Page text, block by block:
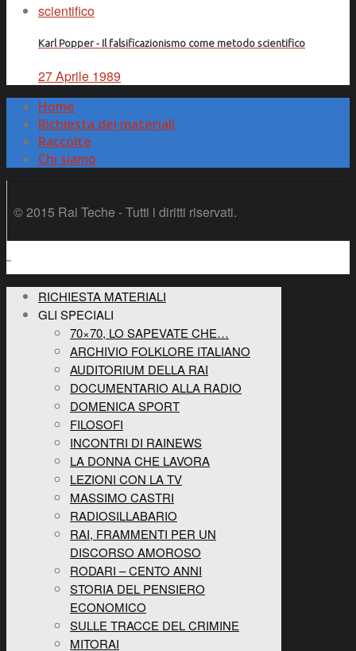
Karl Popper - Il falsificazionismo come metodo scientifico
27 Aprile 1989
Home
Richiesta dei materiali
Raccolte
Chi siamo
© 2015 Rai Teche - Tutti i diritti riservati.
RICHIESTA MATERIALI
GLI SPECIALI
70×70, LO SAPEVATE CHE…
ARCHIVIO FOLKLORE ITALIANO
AUDITORIUM DELLA RAI
DOCUMENTARIO ALLA RADIO
DOMENICA SPORT
FILOSOFI
INCONTRI DI RAINEWS
LA DONNA CHE LAVORA
LEZIONI CON LA TV
MASSIMO CASTRI
RADIOSILLABARIO
RAI, FRAMMENTI PER UN
DISCORSO AMOROSO
RODARI – CENTO ANNI
STORIA DEL PENSIERO
ECONOMICO
SULLE TRACCE DEL CRIMINE
MITORAI